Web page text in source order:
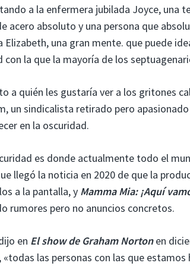
a la enfermera jubilada Joyce, una
acero absoluto y una persona que
Elizabeth, una gran mente. que puede
con la que la mayoría de los
a quién les gustaría ver a los gritones
un sindicalista retirado pero
en la oscuridad.
es donde actualmente todo el
llegó la noticia en 2020 de que la
a la pantalla, y Mamma Mia: ¡Aquí
rumores pero no anuncios concretos.
en El show de Graham Nortonen
«todas las personas con las que